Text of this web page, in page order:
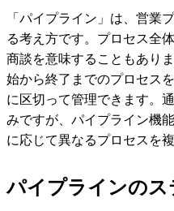
「パイプライン」は、営業
る考え方です。プロセス全
商談を意味することもあり
始から終了までのプロセス
に区切って管理できます。
みですが、パイプライン機
に応じて異なるプロセスを
パイプラインのス